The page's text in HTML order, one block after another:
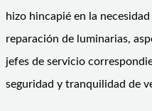
hizo hincapié en la
reparación de luminarias,
jefes de servicio
seguridad y tranquilidad de